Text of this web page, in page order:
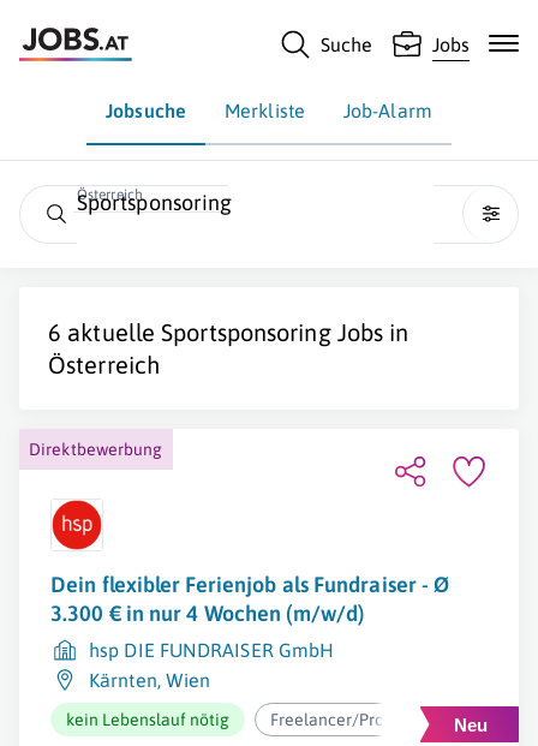
Suche Jobs
Jobsuche Merkliste Job-Alarm
Österreich
Sportsponsoring
6 aktuelleSportsponsoringJobs in
Österreich
Direktbewerbung
Dein flexibler Ferienjob als Fundraiser - Ø
3.300 € in nur 4 Wochen (m/w/d)
hsp DIE FUNDRAISER GmbH
Kärnten, Wien
kein Lebenslauf nötig Freelancer/Projektarbeit